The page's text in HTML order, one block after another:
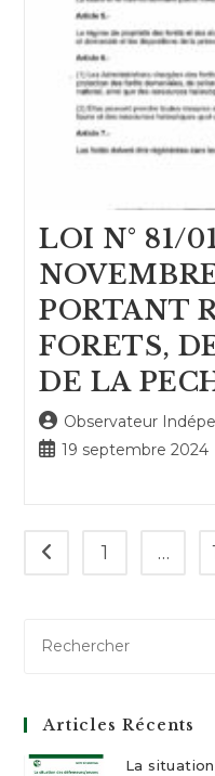
LOI N° 81/
PORTANT
FORETS,
DE LA
Auteur/autrice
de
Observateur
Publication
19 septembre 2024
Go to the previous
1 …
Articles Récents
La